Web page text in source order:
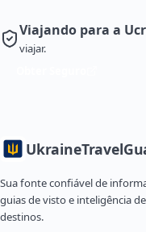
Viajando para a
viajar.
Ukraine
Sua fonte confiável de
guias de visto e inteligência
destinos.